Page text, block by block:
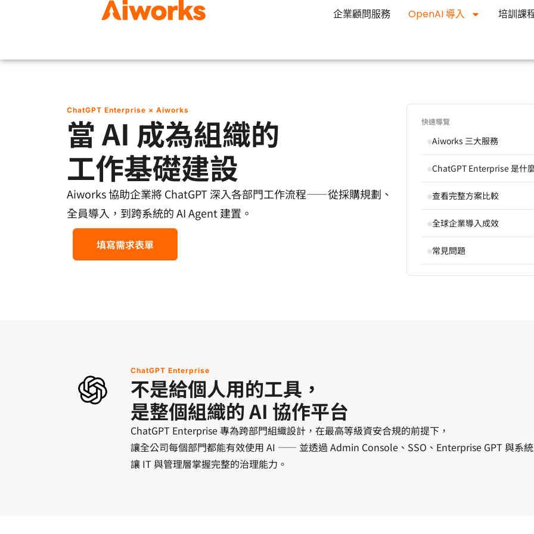
企業顧問服務 OpenAI 導入 培訓課
ChatGPT Enterprise × Aiworks
當 AI 成為組織的
工作基礎建設
Aiworks 協助企業將 ChatGPT 深入各部門工作流程——從採購規劃、
全員導入，到跨系統的 AI Agent 建置。
填寫需求表單
快速導覽
Aiworks 三大服務
ChatGPT Enterprise 是什
查看完整方案比較
全球企業導入成效
常見問題
ChatGPT Enterprise
不是給個人用的工具，
是整個組織的 AI 協作平台
ChatGPT Enterprise 專為跨部門組織設計，在最高等級資安合規的前提下，
讓全公司每個部門都能有效使用 AI —— 並透過 Admin Console、SSO、Enterprise GPT 與系統
讓 IT 與管理層掌握完整的治理能力。